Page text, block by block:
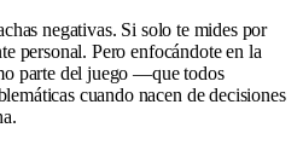
negativas. Si solo te mides por
personal. Pero enfocándote en la
parte del juego —que todos
cuando nacen de decisiones